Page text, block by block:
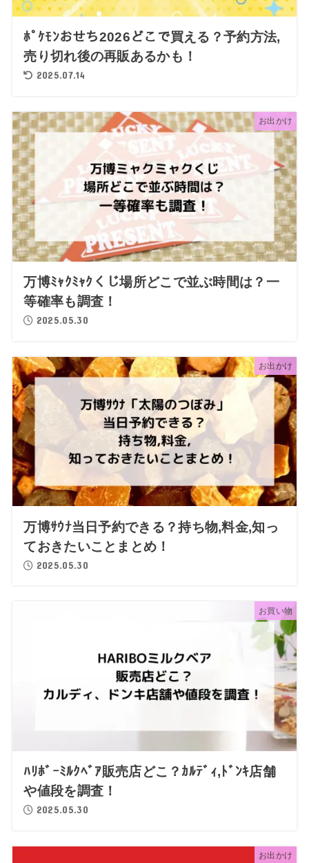
ﾎﾟｹﾓﾝおせち2026どこで買える？予約方法,
売り切れ後の再販あるかも！
2025.07.14
お出かけ
万博ﾐｬｸﾐｬｸくじ場所どこで並ぶ時間は？一
等確率も調査！
2025.05.30
お出かけ
万博ｻｳﾅ当日予約できる？持ち物,料金,知っ
ておきたいことまとめ！
2025.05.30
お買い物
ﾊﾘﾎﾞｰﾐﾙｸﾍﾞｱ販売店どこ？ｶﾙﾃﾞｨ,ﾄﾞﾝｷ店舗
や値段を調査！
2025.05.30
お出かけ